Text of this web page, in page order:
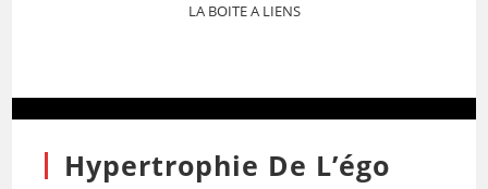
LA BOITE A LIENS
Hypertrophie De L’égo